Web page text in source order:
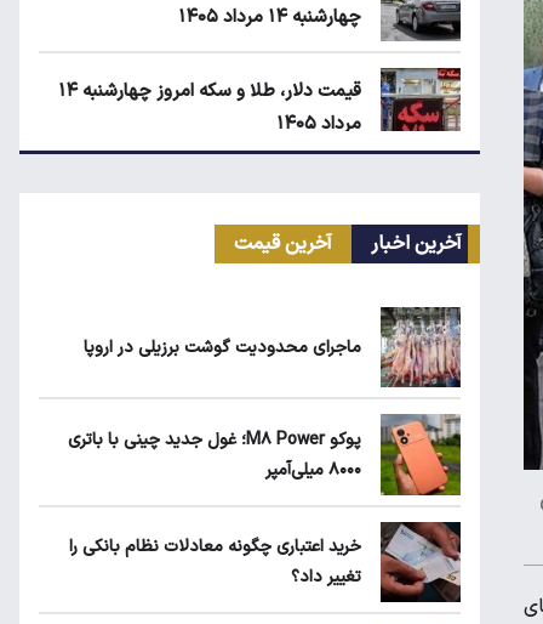
چهارشنبه ۱۴ مرداد ۱۴۰۵
قیمت دلار، طلا و سکه امروز چهارشنبه ۱۴
مرداد ۱۴۰۵
تا پاییز
مرداد
۲
عدالت چیست؟
آخرین اخبار آخرین قیمت
ماجرای محدودیت گوشت برزیلی در اروپا
پوکو M۸ Power؛ غول جدید چینی با باتری
۸۰۰۰ میلی‌آمپر
خرید اعتباری چگونه معادلات نظام بانکی را
تغییر داد؟